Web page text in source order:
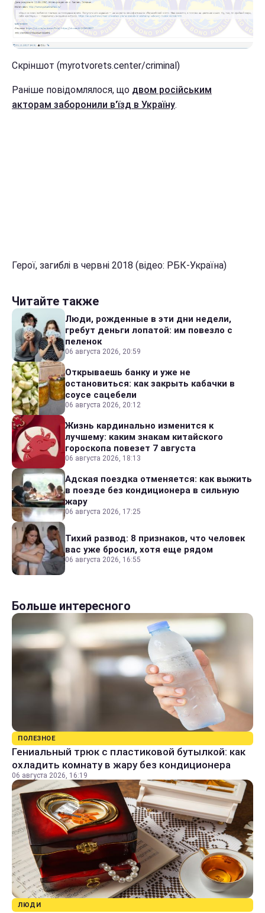
Скріншот (myrotvorets.center/criminal)
Раніше повідомлялося, що двом російським
акторам заборонили в'їзд в Україну.
Герої, загиблі в червні 2018 (відео: РБК-Україна)
Читайте также
Люди, рожденные в эти дни недели,
гребут деньги лопатой: им повезло с
пеленок
06 августа 2026, 20:59
Открываешь банку и уже не
остановиться: как закрыть кабачки в
соусе сацебели
06 августа 2026, 20:12
Жизнь кардинально изменится к
лучшему: каким знакам китайского
гороскопа повезет 7 августа
06 августа 2026, 18:13
Адская поездка отменяется: как выжить
в поезде без кондиционера в сильную
жару
06 августа 2026, 17:25
Тихий развод: 8 признаков, что человек
вас уже бросил, хотя еще рядом
06 августа 2026, 16:55
Больше интересного
ПОЛЕЗНОЕ
Гениальный трюк с пластиковой бутылкой: как
охладить комнату в жару без кондиционера
06 августа 2026, 16:19
ЛЮДИ